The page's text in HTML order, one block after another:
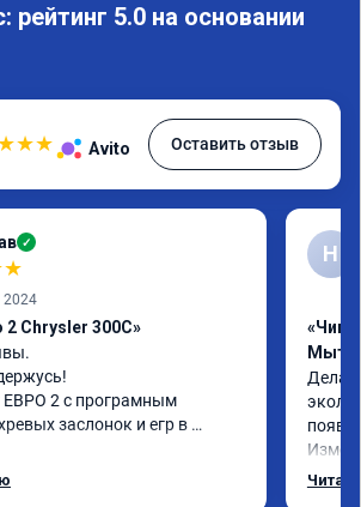
5.0 на основании
★★ Avito Оставить отзыв
✓
★
2024
Chrysler 300C»
2 с програмным
заслонок и егр в
топлива
Н
«Чип
Делал
потом